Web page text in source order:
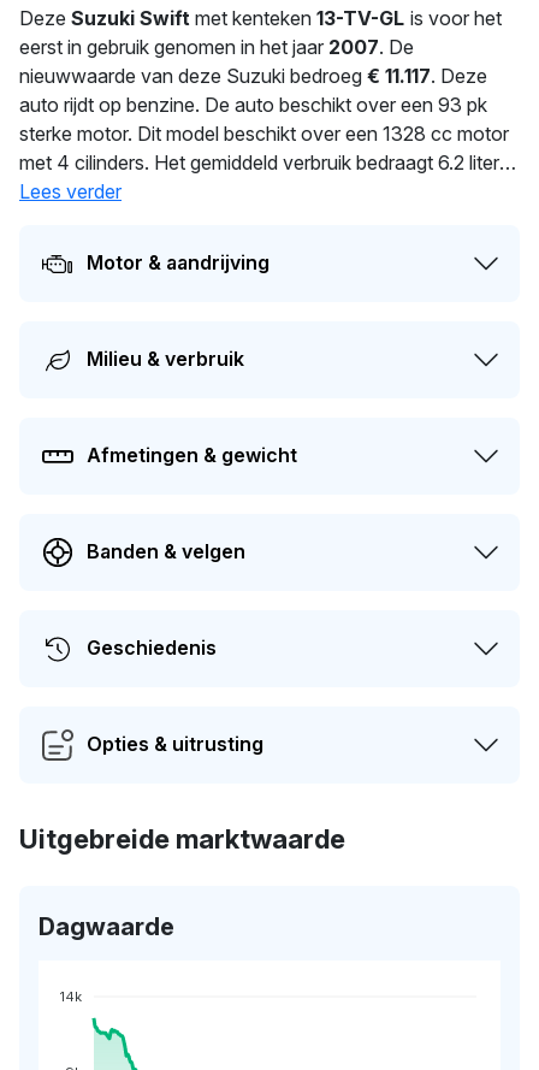
Deze Suzuki Swift met kenteken 13-TV-GL is voor het
eerst in gebruik genomen in het jaar 2007. De
nieuwwaarde van deze Suzuki bedroeg € 11.117. Deze
auto rijdt op benzine. De auto beschikt over een 93 pk
sterke motor. Dit model beschikt over een 1328 cc motor
met 4 cilinders. Het gemiddeld verbruik bedraagt 6.2 liter
per 100 km. Dit model heeft een gewicht van 1.065 kg. De
Dit voertuig moet over 24 dagen opnieuw APK-gekeurd
worden. De auto heeft sinds de registratie 2 keer van
Lees verder
Motor & aandrijving
Milieu & verbruik
Afmetingen & gewicht
Banden & velgen
Geschiedenis
Opties & uitrusting
Uitgebreide marktwaarde
Dagwaarde
14k